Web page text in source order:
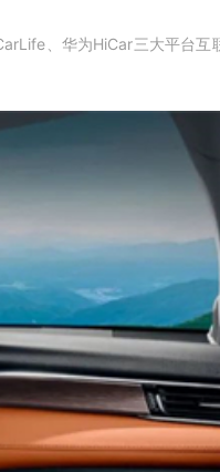
、华为HiCar三大平台互